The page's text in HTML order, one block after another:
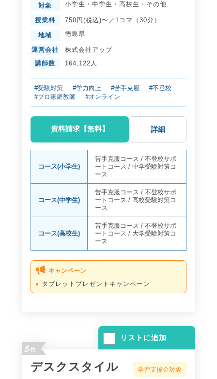
対象 小学生 ・ 中学生 ・ 高校生 ・ その他
授業料 750円(税込)〜／1コマ（30分）
地域 徳島県
運営会社
株式会社アップ
講師数
164,122人
#受験対策 #学力向上 #苦手克服
#不登校
#プロ家庭教師
#オンライン
資料請求【無料】 詳細
コース(小学生)
苦手克服コース /不登校サポ
ートコース /中学受験対策コ
ース
コース(中学生)
苦手克服コース /不登校サポ
ートコース /高校受験対策コ
ース
コース(高校生)
苦手克服コース /不登校サポ
ートコース /大学受験対策コ
ース
キャンペーン
タブレットプレゼントキャンペーン
リストに追加
5位
デスクスタイル 学習支援金対象